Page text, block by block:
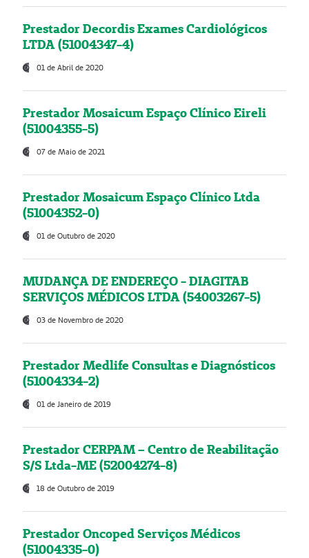
Prestador Decordis Exames Cardiológicos
LTDA (51004347-4)
01 de Abril de 2020
Prestador Mosaicum Espaço Clínico Eireli
(51004355-5)
07 de Maio de 2021
Prestador Mosaicum Espaço Clínico Ltda
(51004352-0)
01 de Outubro de 2020
MUDANÇA DE ENDEREÇO - DIAGITAB
SERVIÇOS MÉDICOS LTDA (54003267-5)
03 de Novembro de 2020
Prestador Medlife Consultas e Diagnósticos
(51004334-2)
01 de Janeiro de 2019
Prestador CERPAM – Centro de Reabilitação
S/S Ltda-ME (52004274-8)
18 de Outubro de 2019
Prestador Oncoped Serviços Médicos
(51004335-0)